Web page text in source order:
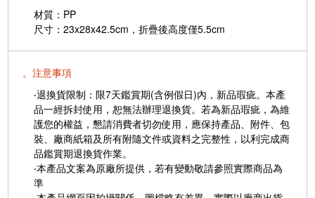
材質：PP
尺寸：23x28x42.5cm，折疊後高度僅5.5cm
。注意事項
‧退換貨限制：限7天鑑賞期(含例假日)內，新品瑕疵。本產
品一經拆封使用，恕無法辦理退換貨。若為新品瑕疵，為維
護您的權益，懇請消費者切勿使用，應保持產品、附件、包
裝、廠商紙箱及所有附隨文件或資料之完整性，以利完成商
品鑑賞期退換貨作業。
‧本產品文案為原廠所提供，若有變動敬請參照實際商品為
準